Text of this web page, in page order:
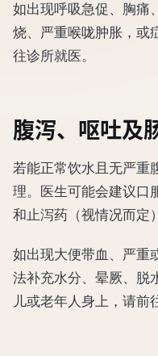
如出现呼吸急促、胸痛
烧、严重喉咙肿胀，或
往诊所就医。
腹泻、呕吐及
若能正常饮水且无严重
理。医生可能会建议口
和止泻药（视情况而定
如出现大便带血、严重
法补充水分、晕厥、脱
儿或老年人身上，请前